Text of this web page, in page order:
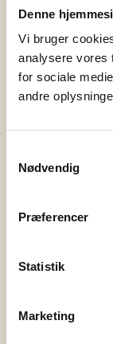
Denne
Vi bruger
analysere vores
for sociale
andre
Nødvendig
Præferencer
Statistik
Marketing